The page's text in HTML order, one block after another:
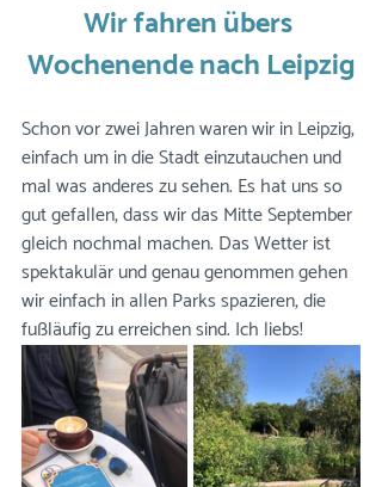
Wir fahren übers
Wochenende nach Leipzig
Schon vor zwei Jahren waren wir in Leipzig,
einfach um in die Stadt einzutauchen und
mal was anderes zu sehen. Es hat uns so
gut gefallen, dass wir das Mitte September
gleich nochmal machen. Das Wetter ist
spektakulär und genau genommen gehen
wir einfach in allen Parks spazieren, die
fußläufig zu erreichen sind. Ich liebs!